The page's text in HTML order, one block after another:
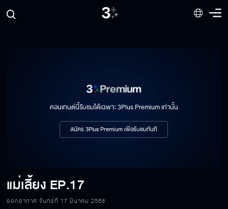
คอนเทนต์นี้รับชมได้เฉพาะ 3Plus Premium เท่านั้น
สมัคร 3Plus Premium เพื่อรับชมทันที
แม่เลี้ยง EP.17
ออกอากาศ จันทร์ที่ 17 มีนาคม 2568